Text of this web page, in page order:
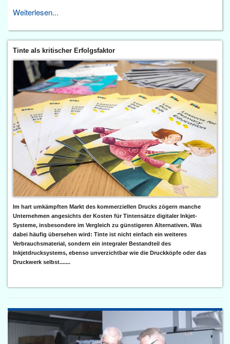
Weiterlesen...
Tinte als kritischer Erfolgsfaktor
Im hart umkämpften Markt des kommerziellen Drucks zögern manche
Unternehmen angesichts der Kosten für Tintensätze digitaler Inkjet-
Systeme, insbesondere im Vergleich zu günstigeren Alternativen. Was
dabei häufig übersehen wird: Tinte ist nicht einfach ein weiteres
Verbrauchsmaterial, sondern ein integraler Bestandteil des
Inkjetdrucksystems, ebenso unverzichtbar wie die Druckköpfe oder das
Druckwerk selbst.......